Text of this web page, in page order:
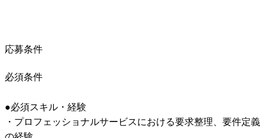
応募条件
必須条件
●必須スキル・経験
・プロフェッショナルサービスにおける要求整理、要件定義